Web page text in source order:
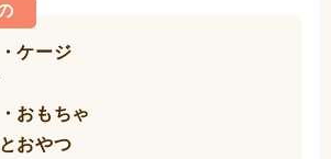
ケージ
おもちゃ
おやつ